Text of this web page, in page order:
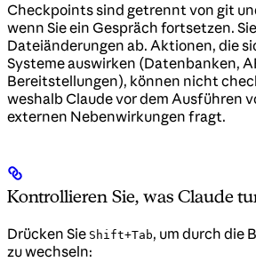
Checkpoints sind getrennt von git
wenn Sie ein Gespräch fortsetzen.
Dateiänderungen ab. Aktionen, die
Systeme auswirken (Datenbanken,
Bereitstellungen), können nicht
weshalb Claude vor dem Ausführen
externen Nebenwirkungen fragt.
Kontrollieren Sie, was Claude
Drücken Sie Shift+Tab, um durch die
zu wechseln: